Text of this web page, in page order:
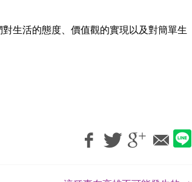
生活的態度、價值觀的實現以及對簡單生